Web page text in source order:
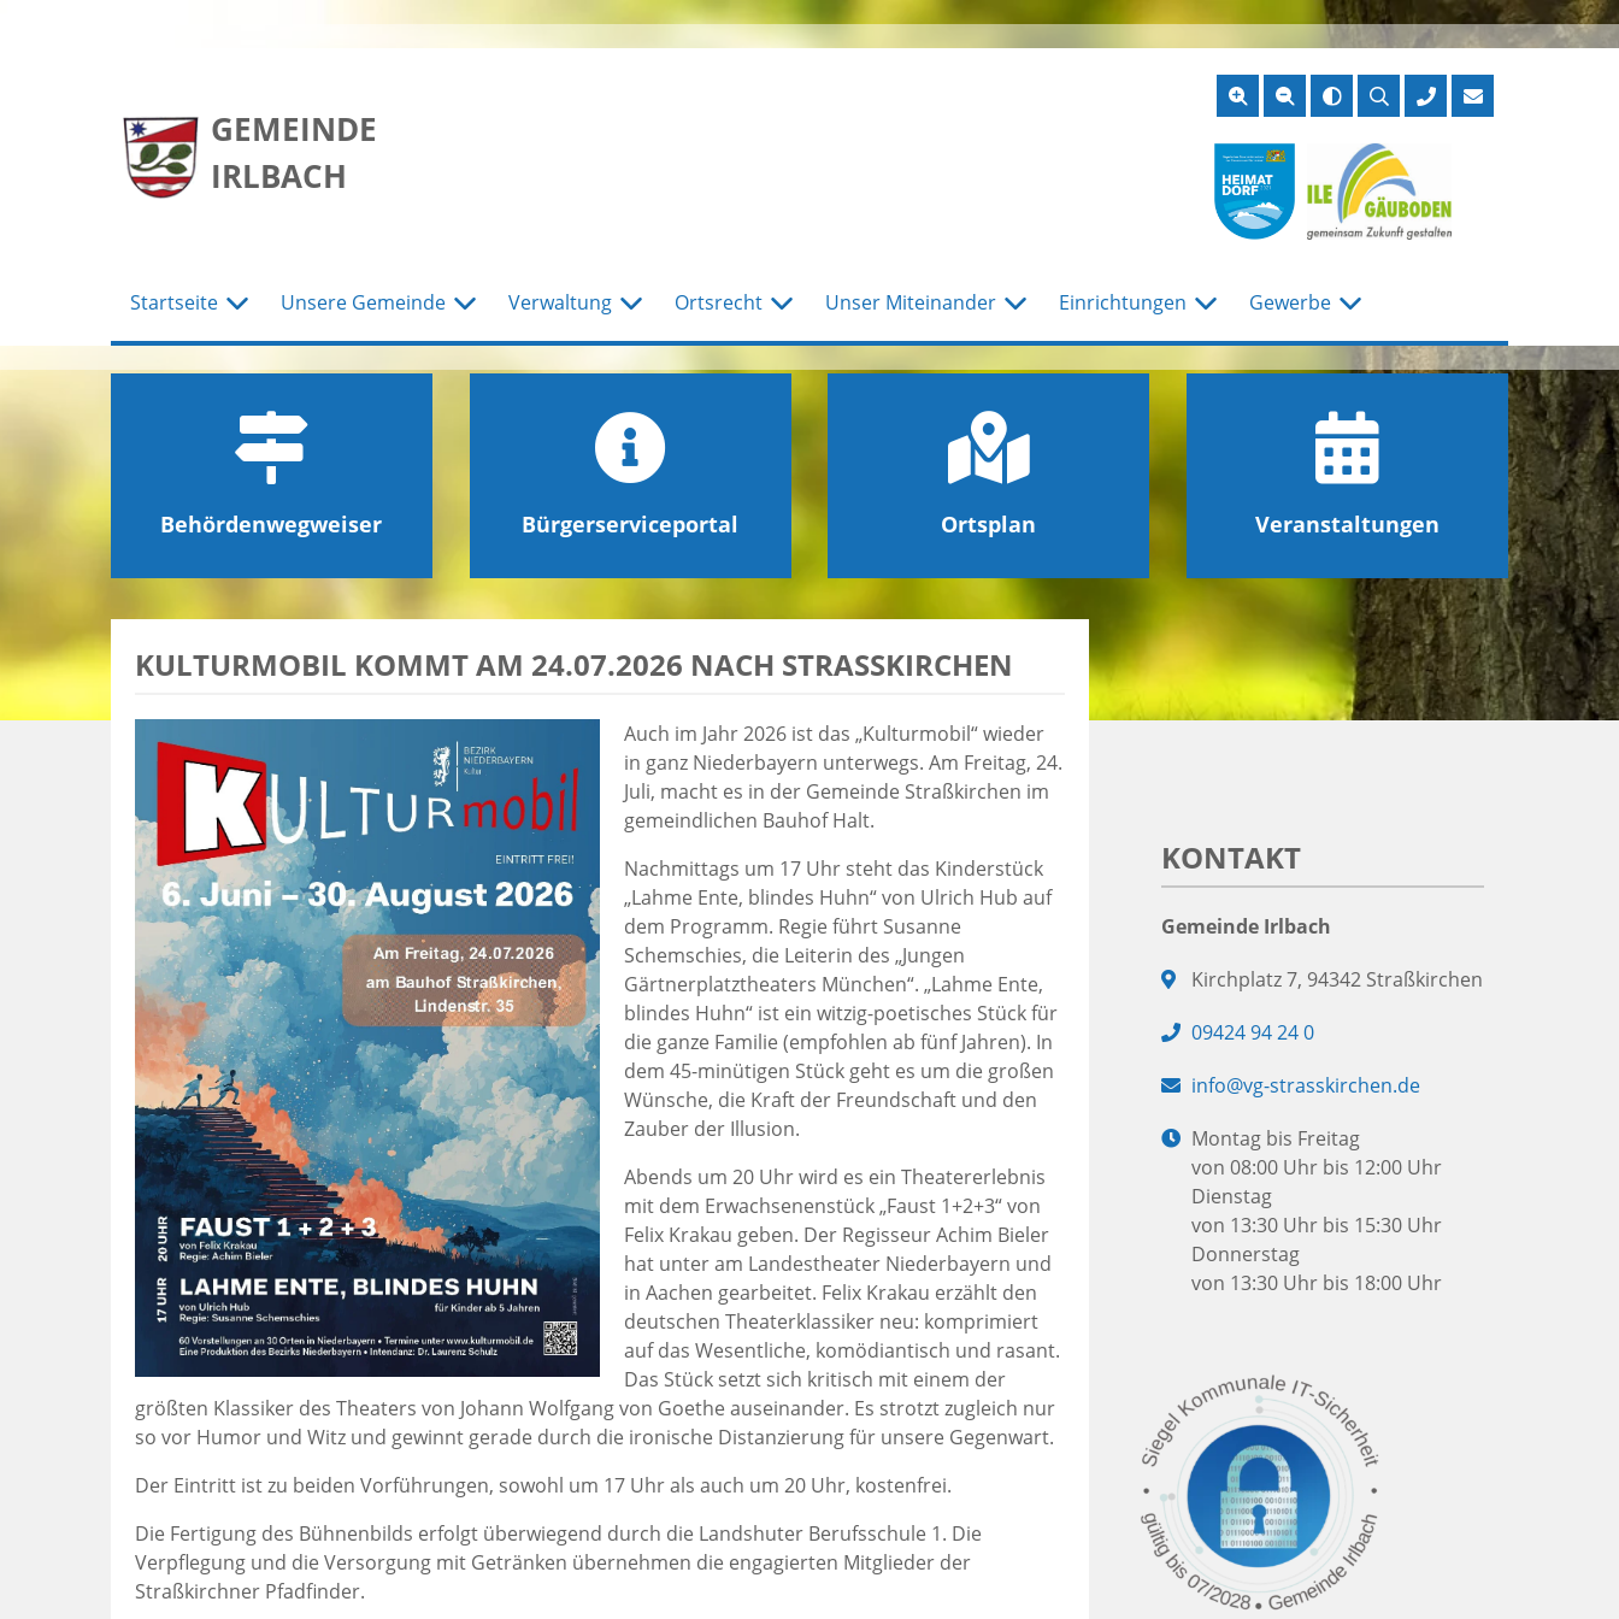
GEMEINDE
IRLBACH
Suche
Startseite Unsere Gemeinde Verwaltung Ortsrecht Unser Miteinander Einrichtungen Gewerbe
Behördenwegweiser Bürgerserviceportal Ortsplan Veranstaltungen
KULTURMOBIL KOMMT AM 24.07.2026 NACH STRASSKIRCHEN
Auch im Jahr 2026 ist das „Kulturmobil“ wieder
in ganz Niederbayern unterwegs. Am Freitag, 24.
Juli, macht es in der Gemeinde Straßkirchen im
gemeindlichen Bauhof Halt.
Nachmittags um 17 Uhr steht das Kinderstück
„Lahme Ente, blindes Huhn“ von Ulrich Hub auf
dem Programm. Regie führt Susanne
Schemschies, die Leiterin des „Jungen
Gärtnerplatztheaters München“. „Lahme Ente,
blindes Huhn“ ist ein witzig-poetisches Stück für
die ganze Familie (empfohlen ab fünf Jahren). In
dem 45-minütigen Stück geht es um die großen
Wünsche, die Kraft der Freundschaft und den
Zauber der Illusion.
Abends um 20 Uhr wird es ein Theatererlebnis
mit dem Erwachsenenstück „Faust 1+2+3“ von
Felix Krakau geben. Der Regisseur Achim Bieler
hat unter am Landestheater Niederbayern und
in Aachen gearbeitet. Felix Krakau erzählt den
deutschen Theaterklassiker neu: komprimiert
auf das Wesentliche, komödiantisch und rasant.
Das Stück setzt sich kritisch mit einem der
größten Klassiker des Theaters von Johann Wolfgang von Goethe auseinander. Es strotzt zugleich nur
so vor Humor und Witz und gewinnt gerade durch die ironische Distanzierung für unsere Gegenwart.
Der Eintritt ist zu beiden Vorführungen, sowohl um 17 Uhr als auch um 20 Uhr, kostenfrei.
Die Fertigung des Bühnenbilds erfolgt überwiegend durch die Landshuter Berufsschule 1. Die
Verpflegung und die Versorgung mit Getränken übernehmen die engagierten Mitglieder der
Straßkirchner Pfadfinder.
KONTAKT
Gemeinde Irlbach
Adresse:
Kirchplatz 7, 94342 Straßkirchen
Telefon:
09424 94 24 0
E- info@vg-strasskirchen.de
Öffnungszeiten:
Montag bis Freitag
von 08:00 Uhr bis 12:00 Uhr
Dienstag
von 13:30 Uhr bis 15:30 Uhr
Donnerstag
von 13:30 Uhr bis 18:00 Uhr